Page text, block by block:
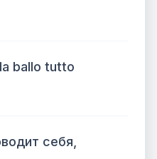
ballo tutto
себя,